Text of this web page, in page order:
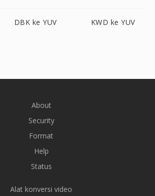
DBK ke YUV KWD ke YUV
About
Security
Format
Help
Status
Alat konversi video